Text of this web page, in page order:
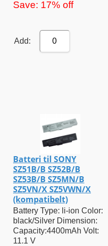
Save: 17% off
Add: 0
Batteri til SONY
SZ51B/B SZ52B/B
SZ53B/B SZ5MN/B
SZ5VN/X SZ5VWN/X
(kompatibelt)
Battery Type: li-ion Color:
black/Silver Dimension:
Capacity:4400mAh Volt:
11.1 V